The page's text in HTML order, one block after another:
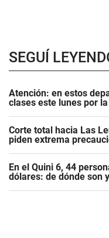
SEGUÍ
Atención: en estos
clases este lunes por
Corte total hacia Las
piden extrema
En el Quini 6, 44
dólares: de dónde son